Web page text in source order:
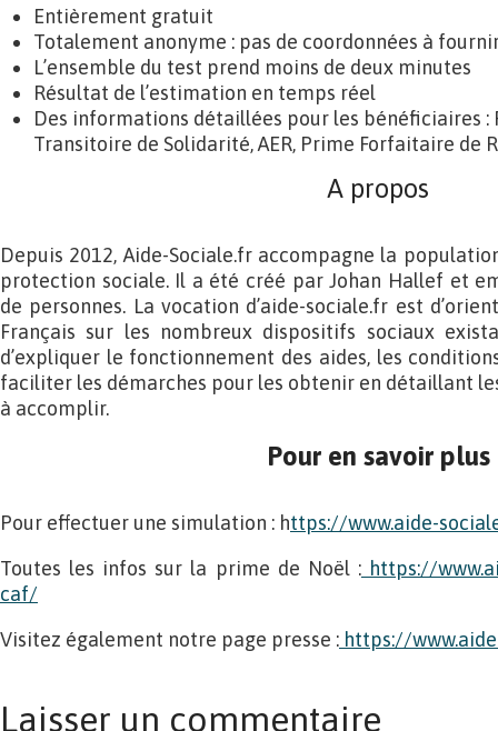
Entièrement gratuit
Totalement anonyme : pas de coordonnées à
L’ensemble du test prend moins de deux minutes
Résultat de l’estimation en temps réel
Des informations détaillées pour les bénéficiaires :
Transitoire de Solidarité, AER, Prime Forfaitaire de
A propos
Depuis 2012, Aide-Sociale.fr accompagne la
protection sociale. Il a été créé par Johan Hallef et
de personnes. La vocation d’aide-sociale.fr est
Français sur les nombreux dispositifs sociaux
d’expliquer le fonctionnement des aides, les
faciliter les démarches pour les obtenir en détaillant
à accomplir.
Pour en savoir plus
Pour effectuer une simulation : https://www.aide-
Toutes les infos sur la prime de Noël :https://
caf/
Visitez également notre page presse : https://
Laisser un commentaire